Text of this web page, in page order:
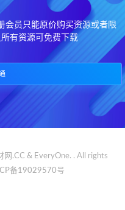
会员只能原价购买资源或者限
有资源可免费下载
.CC & EveryOne. . All rights
备19029570号